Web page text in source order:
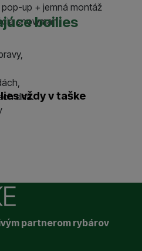
up + jemná montáž
snowmanboilies
dna.
vždy v taške
partnerom rybárov